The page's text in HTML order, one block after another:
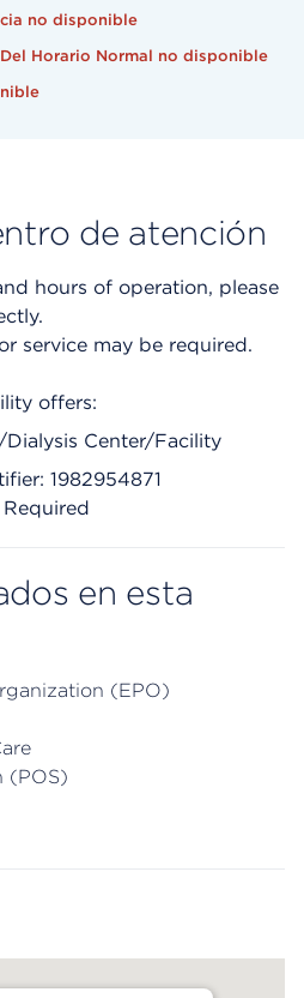
no disponible
Horario Normal no disponible
de atención
hours of operation, please
service may be required.
offers:
Center/Facility
1982954871
en esta
(EPO)
(POS)